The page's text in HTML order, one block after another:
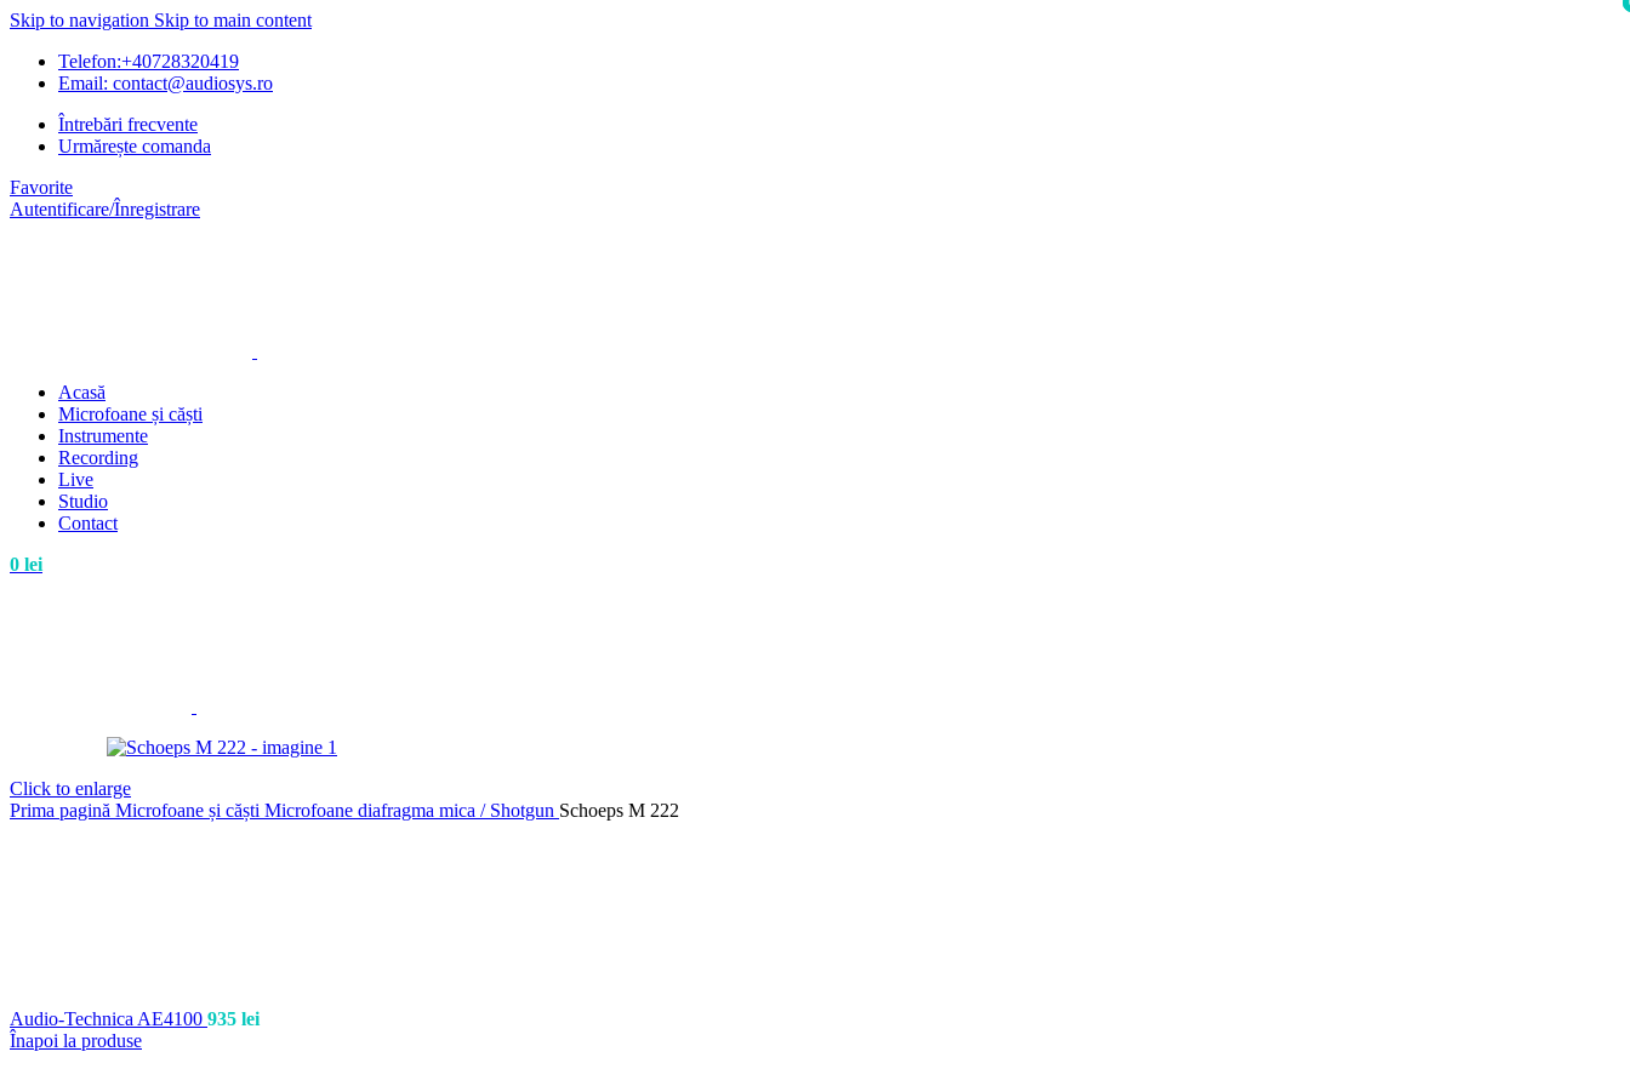
Skip to navigation Skip to main content
Telefon:+40728320419
Email: contact@audiosys.ro
Întrebări frecvente
Urmărește comanda
Favorite
Autentificare/Înregistrare
Acasă
Microfoane și căști
Instrumente
Recording
Live
Studio
Contact
0 lei
Click to enlarge
Prima pagină Microfoane și căști Microfoane diafragma mica / Shotgun Schoeps M 222
Audio-Technica AE4100 935 lei
Înapoi la produse